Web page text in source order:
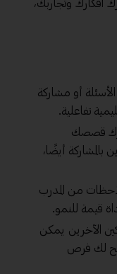
أفكارك وتجاربك،
أو مشاركة
تفاعلية.
قصصك
بالمشاركة أيضًا،
من المدرب
قيمة للنمو.
الآخرين يمكن
لك فرص